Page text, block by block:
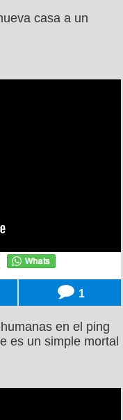
casa a un
1
en el ping
es un simple mortal